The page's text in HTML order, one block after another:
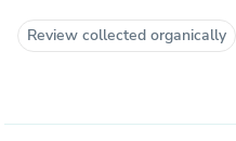
す。
現在も治療薬と補助の漢方
に出会い今までにない元
Review collected organically